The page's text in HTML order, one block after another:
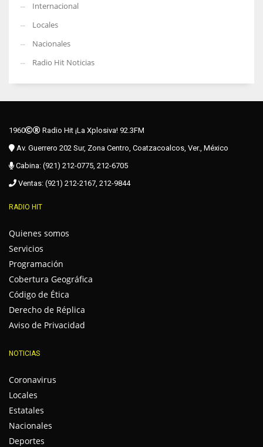
Internacional
Locales
Nacionales
Radio Hit Noticias
1960
Radio Hit ¡La Xplosiva! 92.3FM
Av. Guerrero 202 Sur, Zona Centro, Coatzacoalcos, Ver., México
Cabina: (921) 212-0775, 212-6705
Ventas: (921) 212-2167, 212-9844
RADIO HIT
Quienes somos
Servicios
Programación
Cobertura Geográfica
Código de Ética
Derecho de Réplica
Aviso de Privacidad
NOTICIAS
Coronavirus
Locales
Estatales
Nacionales
Deportes